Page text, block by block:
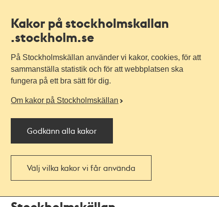
Kakor på stockholmskallan
.stockholm.se
På Stockholmskällan använder vi kakor, cookies, för att
sammanställa statistik och för att webbplatsen ska
fungera på ett bra sätt för dig.
Om kakor på Stockholmskällan
Godkänn alla kakor
Välj vilka kakor vi får använda